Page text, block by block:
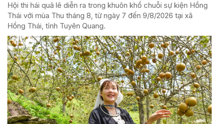
Hội thi hái quả lê diễn ra trong khuôn khổ chuỗi sự kiện Hồng
Thái với mùa Thu tháng 8, từ ngày 7 đến 9/8/2026 tại xã
Hồng Thái, tỉnh Tuyên Quang.